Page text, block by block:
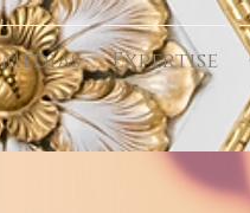
Médias Expertise